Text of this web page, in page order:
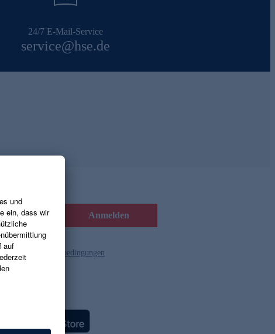
24/7 E-Mail-Service
service@hse.de
Anmelden
und die Gutscheinbedingungen